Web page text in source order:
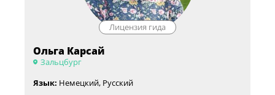
Лицензия гида
Ольга Карсай
Зальцбург
Язык: Немецкий, Русский